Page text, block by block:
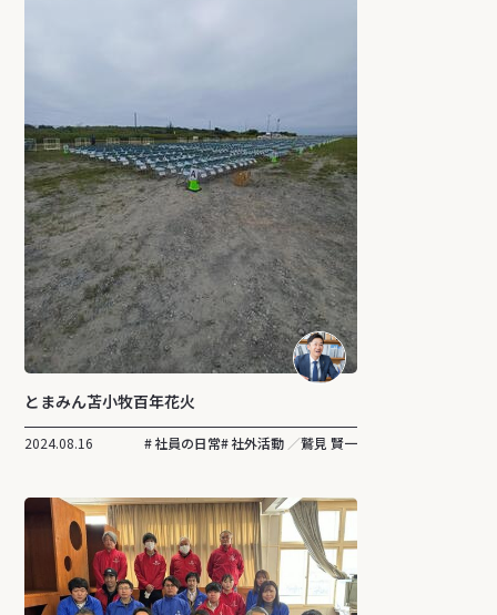
とまみん苫小牧百年花火
2024.08.16 社員の日常 社外活動 鷲見 賢一